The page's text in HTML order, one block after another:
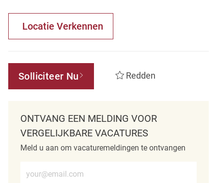
Locatie Verkennen
Solliciteer Nu Redden
ONTVANG EEN MELDING VOOR
VERGELIJKBARE VACATURES
Meld u aan om vacaturemeldingen te ontvangen